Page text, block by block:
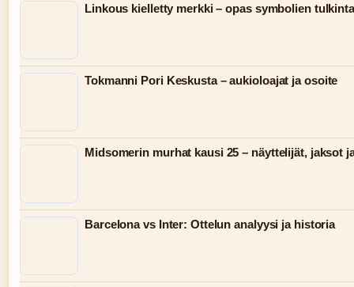
Linkous kielletty merkki – opas symbolien
Tokmanni Pori Keskusta – aukioloajat ja osoite
Midsomerin murhat kausi 25 – näyttelijät, jaksot
Barcelona vs Inter: Ottelun analyysi ja historia